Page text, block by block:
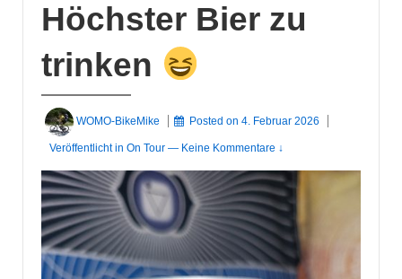
Höchster Bier zu
trinken
WOMO-BikeMike Posted on4. Februar 2026
Veröffentlicht in On Tour — Keine Kommentare ↓